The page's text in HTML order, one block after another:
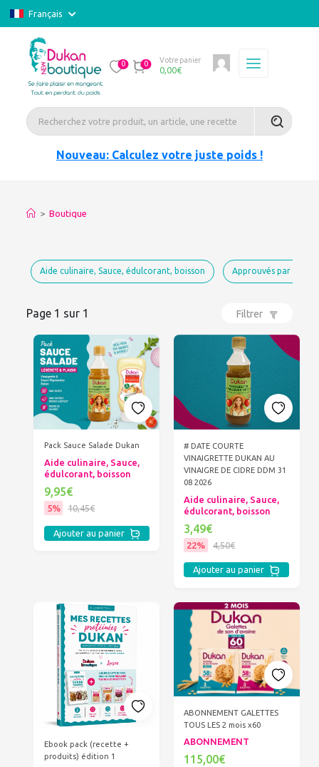
Français
0 0 Votre panier
0,00€
Nouveau: Calculez votre juste poids !
> Boutique
Aide culinaire, Sauce, édulcorant, boisson Approuvés par Dukan
Page 1 sur 1 Filtrer
Pack Sauce Salade Dukan
Aide culinaire, Sauce,
édulcorant, boisson
9,95€
5% 10,45€
Ajouter au panier
# DATE COURTE
VINAIGRETTE DUKAN AU
VINAIGRE DE CIDRE DDM 31
08 2026
Aide culinaire, Sauce,
édulcorant, boisson
3,49€
22% 4,50€
Ajouter au panier
Ebook pack (recette +
produits) édition 1
ABONNEMENT GALETTES
TOUS LES 2 mois x60
ABONNEMENT
115,00€